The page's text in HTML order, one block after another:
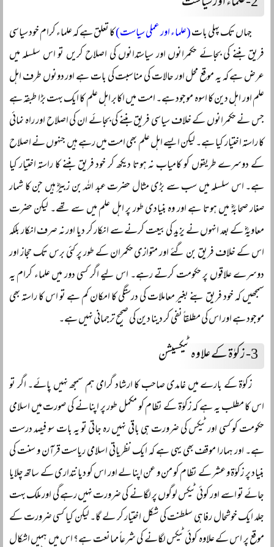
جہاں تک پہلی بات(علماء اور عملی سیاست)کا تعلق ہے کہ علماء کرام خود سیاسی
فریق بننے کی بجائے حکمرانوں اور سیاستدانوں کی اصلاح کریں تو اس سلسلہ میں
عرض ہے کہ یہ موقع محل اور حالات کی مناسبت کی بات ہے اور دونوں طرف اہل
علم اور اہل دین کا اسوہ موجود ہے۔ امت میں اکابر اہل علم کا ایک بہت بڑا طبقہ ہے
جس نے حکمرانوں کے خلاف سیاسی فریق بننے کی بجائے ان کی اصلاح اور راہ نمائی
کا راستہ اختیار کیا ہے۔ لیکن ایسے اہل علم بھی امت میں رہے ہیں جنہوں نے اصلاح
کے دوسرے طریقوں کو کامیاب نہ ہوتا دیکھ کر خود فریق بننے کا راستہ اختیار کیا
ہے۔ اس سلسلہ میں سب سے بڑی مثال حضرت عبد اللہ بن زبیرؓ ہیں جن کا شمار
صغار صحابہؓ میں ہوتا ہے اور وہ بنیادی طور پر اہل علم میں سے تھے۔ لیکن حضرت
معاویہؓ کے بعد انہوں نے یزید کی بیعت کرنے سے انکار کر دیا اور نہ صرف انکار بلکہ
اس کے خلاف فریق بن گئے اور متوازی حکمران کے طور پر کئی برس تک حجاز اور
دوسرے علاقوں پر حکومت کرتے رہے۔ اس لیے اگر کسی دور میں علماء کرام یہ
سمجھیں کہ خود فریق بنے بغیر معاملات کی درستگی کا امکان کم ہے تو اس کا راستہ بھی
موجود ہے اور اس کی مطلقاً نفی کر دینا دین کی صحیح ترجمانی نہیں ہے۔
3- زکوٰۃ کے علاوہ ٹیکسیشن
زکوٰۃ کے بارے میں غامدی صاحب کا ارشاد گرامی ہم سمجھ نہیں پائے۔ اگر تو
اس کا مطلب یہ ہے کہ زکوٰۃ کے نظام کو مکمل طور پر اپنانے کی صورت میں اسلامی
حکومت کو کسی اور ٹیکس کی ضرورت ہی باقی نہیں رہ جاتی تو یہ بات سو فیصد درست
ہے۔ اور ہمارا موقف بھی یہی ہے کہ ایک نظریاتی اسلامی ریاست قرآن و سنت کی
بنیاد پر زکوٰۃ و عشر کے نظام کو من و عن اپنا لے اور اس کو دیانتداری کے ساتھ چلایا
جائے تو اسے اور کوئی ٹیکس لوگوں پر لگانے کی ضرورت نہیں رہے گی اور ملک بہت
جلد ایک خوشحال رفاہی سلطنت کی شکل اختیار کر لے گا۔ لیکن کیا کسی ضرورت کے
موقع پر اس کے علاوہ کوئی ٹیکس لگانے کی شرعاً ممانعت ہے؟ اس میں ہمیں اشکال